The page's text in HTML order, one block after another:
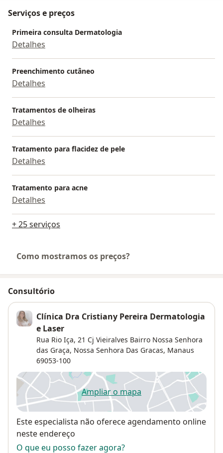
Serviços e preços
Primeira consulta Dermatologia
Detalhes
Preenchimento cutâneo
Detalhes
Tratamentos de olheiras
Detalhes
Tratamento para flacidez de pele
Detalhes
Tratamento para acne
Detalhes
+ 25 serviços
Como mostramos os preços?
Consultório
Clínica Dra Cristiany Pereira Dermatologia
e Laser
Rua Rio Iça, 21 Cj Vieiralves Bairro Nossa Senhora
das Graça, Nossa Senhora Das Gracas, Manaus
69053-100
Ampliar o mapaabre num novo separador
Disponibilidade
Este especialista não oferece agendamento online
neste endereço
O que eu posso fazer agora?